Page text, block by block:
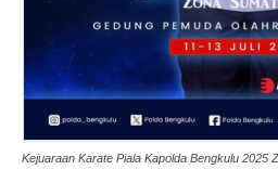
Kejuaraan Karate Piala Kapolda Bengkulu 2025